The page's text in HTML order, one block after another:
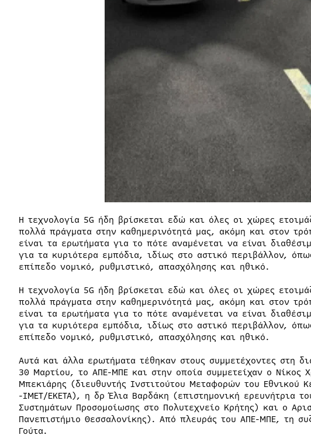
Η τεχνολογία 5G ήδη βρίσκεται εδώ και όλες οι χώρες
πολλά πράγματα στην καθημερινότητά μας, ακόμη και στον
είναι τα ερωτήματα για το πότε αναμένεται να είναι
για τα κυριότερα εμπόδια, ιδίως στο αστικό περιβάλλον,
επίπεδο νομικό, ρυθμιστικό, απασχόλησης και ηθικό.
Η τεχνολογία 5G ήδη βρίσκεται εδώ και όλες οι χώρες
πολλά πράγματα στην καθημερινότητά μας, ακόμη και στον
είναι τα ερωτήματα για το πότε αναμένεται να είναι
για τα κυριότερα εμπόδια, ιδίως στο αστικό περιβάλλον,
επίπεδο νομικό, ρυθμιστικό, απασχόλησης και ηθικό.
Αυτά και άλλα ερωτήματα τέθηκαν στους συμμετέχοντες στη
30 Μαρτίου, το ΑΠΕ-ΜΠΕ και στην οποία συμμετείχαν ο
Μπεκιάρης (διευθυντής Ινστιτούτου Μεταφορών του Εθνικού
-ΙΜΕΤ/ΕΚΕΤΑ), η δρ Έλια Βαρδάκη (επιστημονική ερευνήτρια
Συστηµάτων Προσοµοίωσης στο Πολυτεχνείο Κρήτης) και ο
Πανεπιστήμιο Θεσσαλονίκης). Από πλευράς του ΑΠΕ-ΜΠΕ, τη
Γούτα.